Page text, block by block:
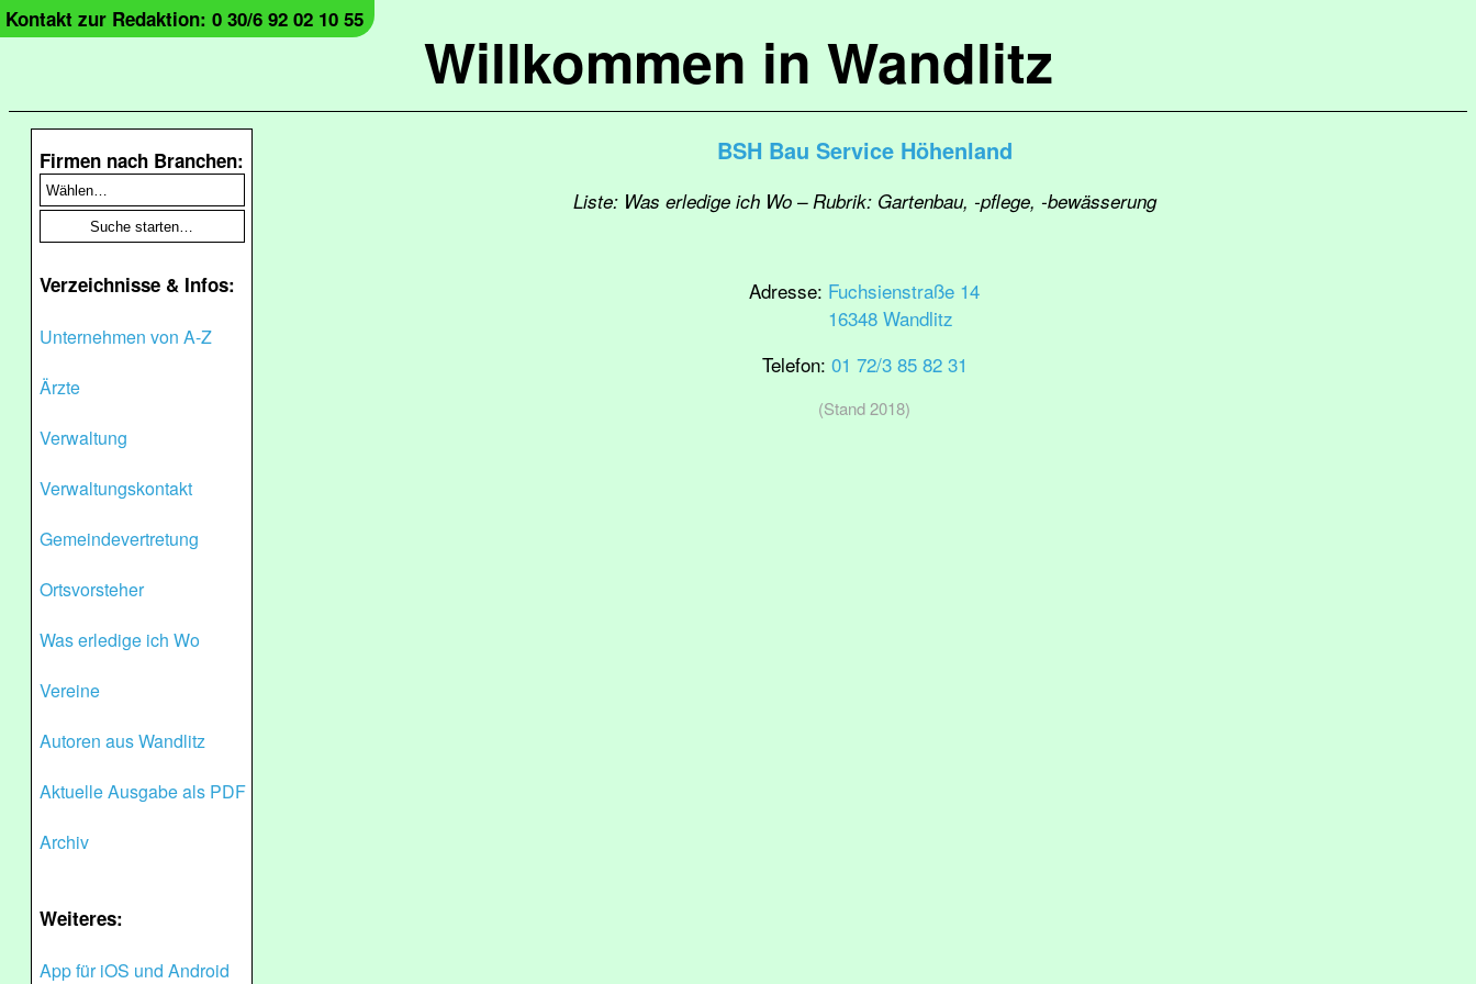
Willkommen in Wandlitz
Kontakt zur Redaktion: 0 30/6 92 02 10 55
Firmen nach Branchen:
Verzeichnisse & Infos:
Unternehmen von A-Z
Ärzte
Verwaltung
Verwaltungskontakt
Gemeindevertretung
Ortsvorsteher
Was erledige ich Wo
Vereine
Autoren aus Wandlitz
Aktuelle Ausgabe als PDF
Archiv
Weiteres:
App für iOS und Android
BSH Bau Service Höhenland
Liste: Was erledige ich Wo – Rubrik: Gartenbau, -pflege, -bewässerung
Adresse: Fuchsienstraße 14
16348 Wandlitz
Telefon: 01 72/3 85 82 31
(Stand 2018)